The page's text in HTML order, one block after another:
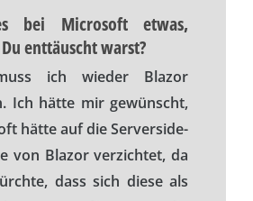
bei Microsoft etwas,
enttäuscht warst?
ich wieder Blazor
Ich hätte mir gewünscht,
hätte auf die Serverside-
von Blazor verzichtet, da
dass sich diese als